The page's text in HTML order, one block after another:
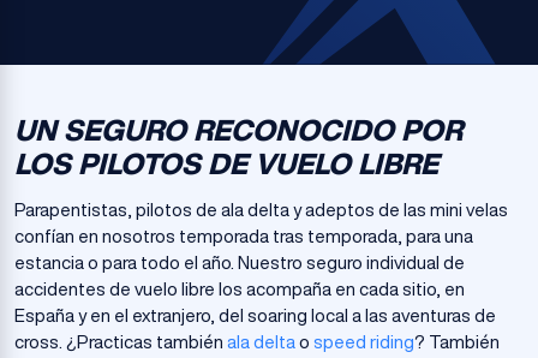
UN SEGURO RECONOCIDO POR
LOS PILOTOS DE VUELO LIBRE
Parapentistas, pilotos de ala delta y adeptos de las mini velas
confían en nosotros temporada tras temporada, para una
estancia o para todo el año. Nuestro seguro individual de
accidentes de vuelo libre los acompaña en cada sitio, en
España y en el extranjero, del soaring local a las aventuras de
cross. ¿Practicas también ala delta o speed riding? También